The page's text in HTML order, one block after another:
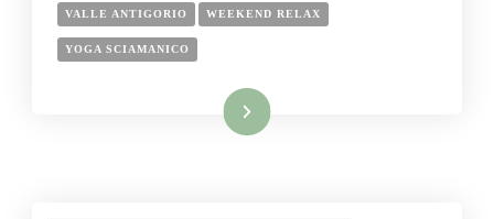
VALLE ANTIGORIO WEEKEND RELAX
YOGA SCIAMANICO
Leggi tutto